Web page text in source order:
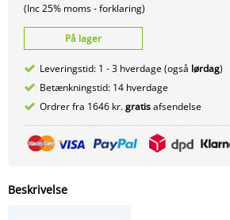
(Inc 25% moms -forklaring)
På lager
Leveringstid: 1 - 3 hverdage (også lørdag)
Betænkningstid: 14 hverdage
Ordrer fra 1646 kr.gratisafsendelse
Beskrivelse